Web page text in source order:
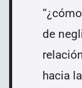
de
hacia